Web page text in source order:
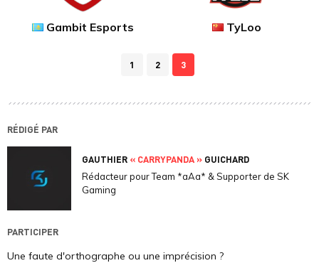
Gambit Esports TyLoo
1 2 3
RÉDIGÉ PAR
GAUTHIER « CARRYPANDA » GUICHARD
Rédacteur pour Team *aAa* & Supporter de SK
Gaming
PARTICIPER
Une faute d'orthographe ou une imprécision ?